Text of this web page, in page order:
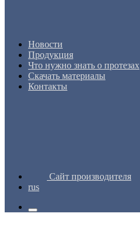
Новости
Продукция
Что нужно знать о протезах
Скачать материалы
Контакты
Сайт производителя
rus